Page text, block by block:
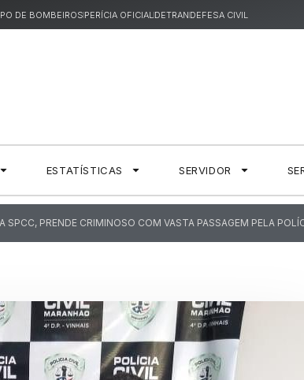
DE BOMBEIROSPERÍCIA OFICIALDETRANDEFESA CIVIL
ESTATÍSTICAS SERVIDOR
SPCC, PRENDE CRIMINOSO COM VASTA PASSAGEM PELA